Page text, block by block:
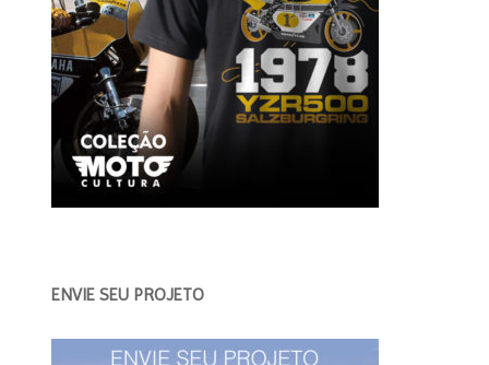
ENVIE SEU PROJETO